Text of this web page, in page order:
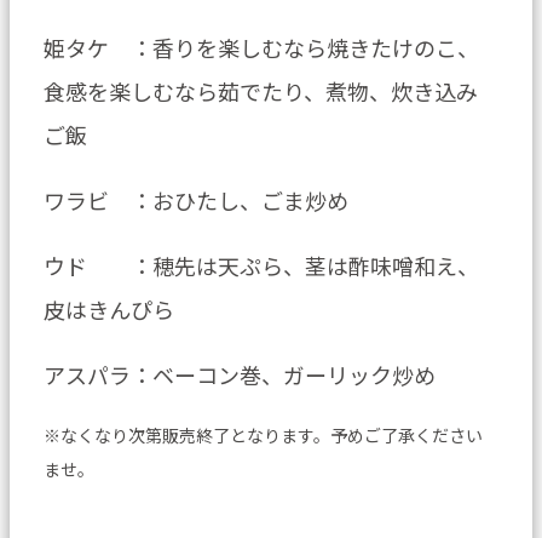
姫タケ ：香りを楽しむなら焼きたけのこ、
食感を楽しむなら茹でたり、煮物、炊き込み
ご飯
ワラビ ：おひたし、ごま炒め
ウド ：穂先は天ぷら、茎は酢味噌和え、
皮はきんぴら
アスパラ：ベーコン巻、ガーリック炒め
※なくなり次第販売終了となります。予めご了承ください
ませ。